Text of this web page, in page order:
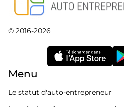
© 2016-2026
Menu
Le statut d'auto-entrepreneur